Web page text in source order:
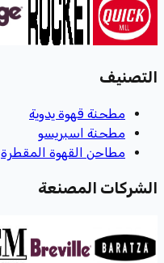
التصنيف
مطحنة قهوة يدوية
مطحنة اسبريسو
مطاحن القهوة المقطرة
الشركات المصنعة